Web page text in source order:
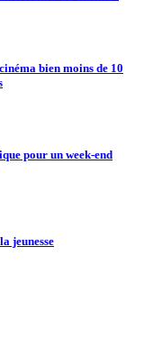
bien moins de 10
pour un week-end
jeunesse